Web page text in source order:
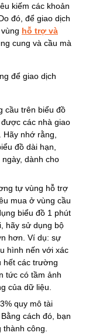
kiếm các khoản
đó, để giao dịch
hỗ trợ và
cung và cầu mà
để giao dịch
cầu trên biểu đồ
các nhà giao
nhớ rằng,
đồ dài hạn,
dành cho
tự vùng hỗ trợ
mua ở vùng cầu
biểu đồ 1 phút
hãy sử dụng bộ
hơn. Ví dụ: sự
hình nến với xác
hết các trường
tức có tầm ảnh
của dữ liệu.
quy mô tài
cách đó, bạn
công.